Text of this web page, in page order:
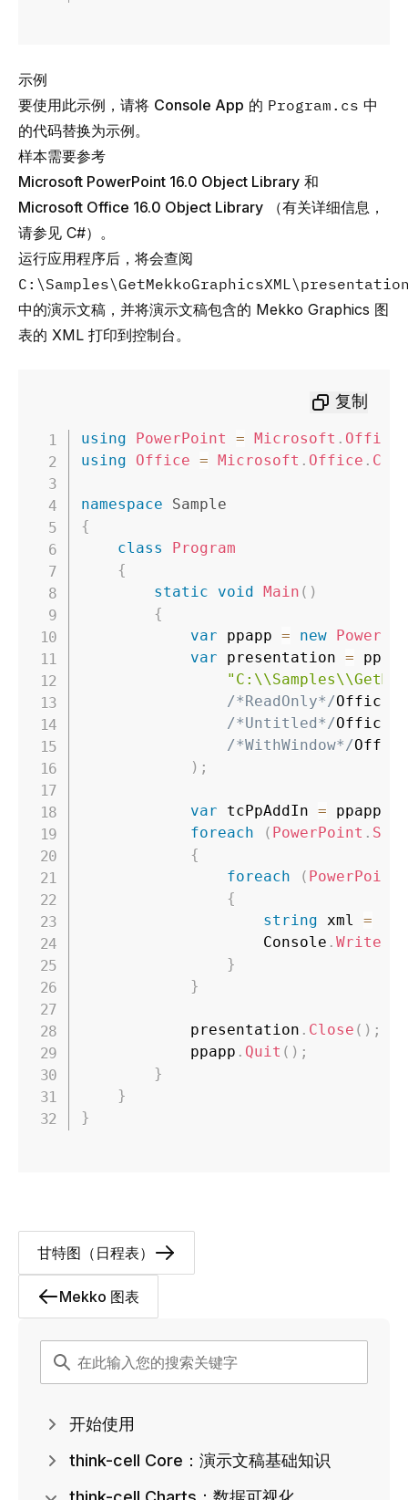
示例
要使用此示例，请将 Console App 的 Program.cs 中
的代码替换为示例。
样本需要参考
Microsoft PowerPoint 16.0 Object Library 和
Microsoft Office 16.0 Object Library （有关详细信息，
请参见 C#）。
运行应用程序后，将会查阅
中的演示文稿，并将演示文稿包含的 Mekko Graphics 图
表的 XML 打印到控制台。
复制
using PowerPoint = Microsoft . Office
using
Office = Microsoft . Office . Core
namespace
Sample
{
class
Program
{
static
void Main ( )
{
var ppapp = new
var presentation = ppapp
/*ReadOnly*/Office
/*Untitled*/Office
/*WithWindow*/Office
) ;
var tcPpAddIn = ppapp
foreach
( PowerPoint .
{
foreach
( PowerPoint
{
string xml =
                    Console
.
}
}
            presentation
. Close ( ) ;
            ppapp
. Quit ( ) ;
}
}
}
Mekko 图表
甘特图（日程表）
开始使用
think-cell Core：演示文稿基础知识